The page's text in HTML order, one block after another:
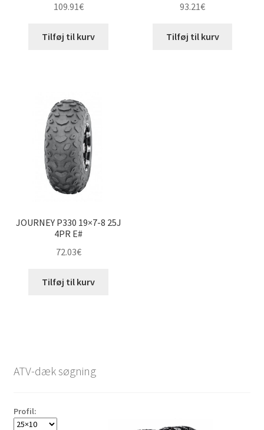
109.91€
Tilføj til kurv
93.21€
Tilføj til kurv
JOURNEY P330 19×7-8 25J
4PR E#
72.03€
Tilføj til kurv
ATV-dæk søgning
Profil: